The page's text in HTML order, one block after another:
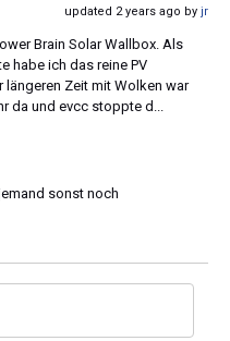
updated 2 years ago by jr
Brain Solar Wallbox. Als
habe ich das reine PV
Zeit mit Wolken war
da und evcc stoppte d...
sonst noch